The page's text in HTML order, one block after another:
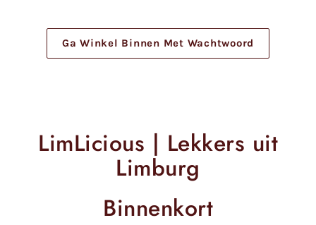
Ga Winkel Binnen Met Wachtwoord
LimLicious | Lekkers uit
Limburg
Binnenkort